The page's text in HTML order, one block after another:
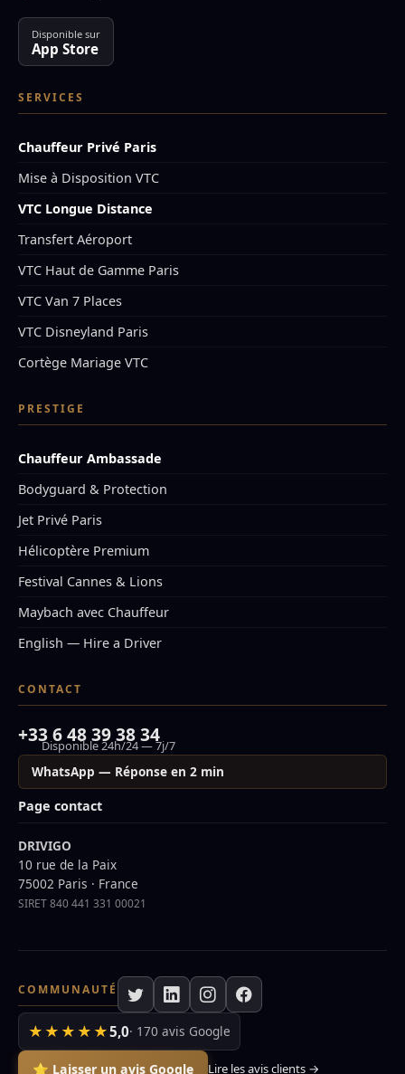
Disponible sur
App Store
SERVICES
Chauffeur Privé Paris
Mise à Disposition VTC
VTC Longue Distance
Transfert Aéroport
VTC Haut de Gamme Paris
VTC Van 7 Places
VTC Disneyland Paris
Cortège Mariage VTC
PRESTIGE
Chauffeur Ambassade
Bodyguard & Protection
Jet Privé Paris
Hélicoptère Premium
Festival Cannes & Lions
Maybach avec Chauffeur
English — Hire a Driver
CONTACT
+33 6 48 39 38 34
Disponible 24h/24 — 7j/7
WhatsApp — Réponse en 2 min
Page contact
DRIVIGO
10 rue de la Paix
75002 Paris · France
SIRET 840 441 331 00021
COMMUNAUTÉ
★★★★★5,0· 170 avis Google
⭐ Laisser un avis Google Lire les avis clients →